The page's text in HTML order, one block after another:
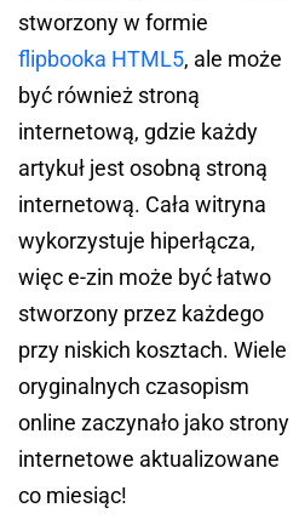
stworzony w formie
flipbooka HTML5, ale może
być również stroną
internetową, gdzie każdy
artykuł jest osobną stroną
internetową. Cała witryna
wykorzystuje hiperłącza,
więc e-zin może być łatwo
stworzony przez każdego
przy niskich kosztach. Wiele
oryginalnych czasopism
online zaczynało jako strony
internetowe aktualizowane
co miesiąc!